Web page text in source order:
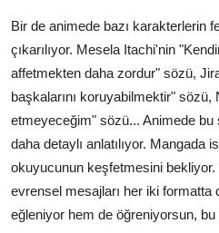
Bir de animede bazı karakterlerin
çıkarılıyor. Mesela Itachi'nin
affetmekten daha zordur" sözü,
başkalarını koruyabilmektir" sözü,
etmeyeceğim" sözü... Animede bu
daha detaylı anlatılıyor. Mangada
okuyucunun keşfetmesini
evrensel mesajları her iki formatta
eğleniyor hem de öğreniyorsun, bu